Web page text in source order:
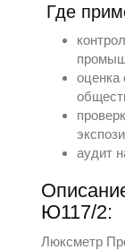
Где
оценка
аудит
Ю117/2:
Люксметр